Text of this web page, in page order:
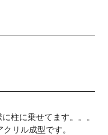
柱に乗せてます。。。
リル成型です。